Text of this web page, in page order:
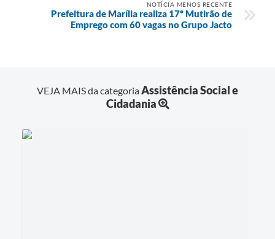
NOTÍCIA MENOS RECENTE
Prefeitura de Marília realiza 17º Mutirão de
Emprego com 60 vagas no Grupo Jacto
VEJA MAIS da categoriaAssistência Social e
Cidadania